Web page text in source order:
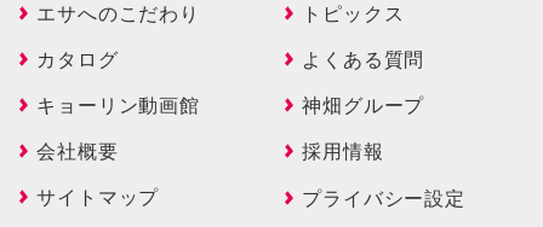
エサへのこだわり
トピックス
カタログ
よくある質問
キョーリン動画館
神畑グループ
会社概要
採用情報
サイトマップ
プライバシー設定